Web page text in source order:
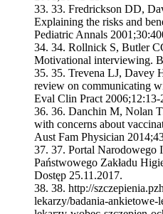
33. Fredrickson DD,
Explaining the risks and
Pediatric Annals
34. Rollnick S, Butler
Motivational interviewing.
35. Trevena LJ, Davey
review on communicating
Eval Clin Pract 2006;12:13-
36. Danchin M, Nolan
with concerns about
Aust Fam Physician
37. Portal Narodowego
Państwowego Zakładu
Dostęp 25.11.2017.
38. http://
lekarzy/badania-ankietowe-